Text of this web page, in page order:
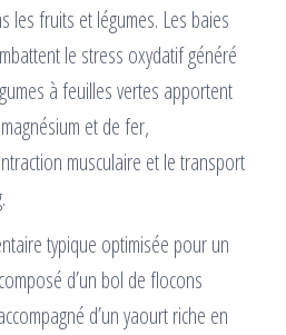
les fruits et légumes. Les baies
le stress oxydatif généré
à feuilles vertes apportent
et de fer,
musculaire et le transport
typique optimisée pour un
d’un bol de flocons
d’un yaourt riche en